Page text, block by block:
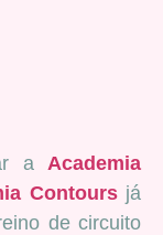
a
Academia
Contoursjá
de circuito